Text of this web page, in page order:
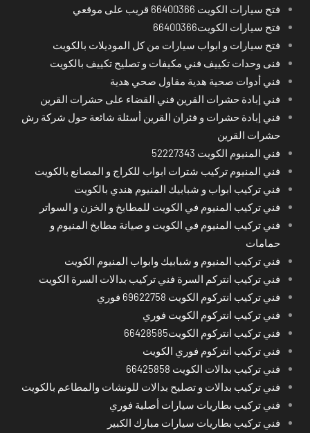
فتح سيارات الكويت 66400366 قريب على موقعي
فتح سيارات الكويت66400366
فتح سيارات و ابواب سيارات من كل الموديلات بالكويت
فنى وحدات تكييف فني مكيفات و تصليح تكييف بالكويت
فني أدوات صحية هدية مقاول صحي هدية
فني إبادة حشرات القرين فني القضاء على حشرات القرين
فني إبادة حشرات و فئران القرين أسئلة شائعة حول شركة رش
حشرات القرين
فني المنيوم الكويت 52227343
فني المنيوم تركيب شترات ابواب للكراج و المصانع بالكويت
فني تركيب ابواب و شبابيك المنيوم هندي بالكويت
فني تركيب المنيوم في الكويت للمطابخ و الخزن و السواتر
فني تركيب المنيوم في الكويت و صيانة مطابخ المنيوم و
حمامات
فني تركيب المنيوم و شبابيك وابواب المنيوم الكويت
فني تركيب انتركم السرة فني تركيب بدالات السرة الكويت
فني تركيب انتركوم الكويت 69622758 فوري
فني تركيب انتركوم الكويت فوري
فني تركيب انتركوم الكويت66428585
فني تركيب انتركوم فوري الكويت
فني تركيب بدالات الكويت 66425858
فني تركيب بدالات و تصليح بدالات للونشات والمطاعم بالكويت
فني تركيب بطاريات سيارات أصلية فوري
فني تركيب بطاريات سيارات مبارك الكبير